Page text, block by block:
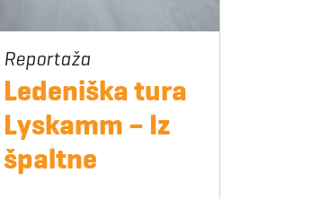
Ledeniška tura
Lyskamm – Iz
špaltne